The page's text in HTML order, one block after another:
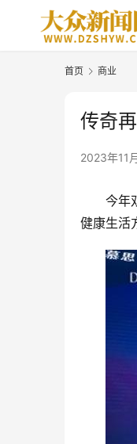
首页 商业
传奇
2023年11
今年
健康生活